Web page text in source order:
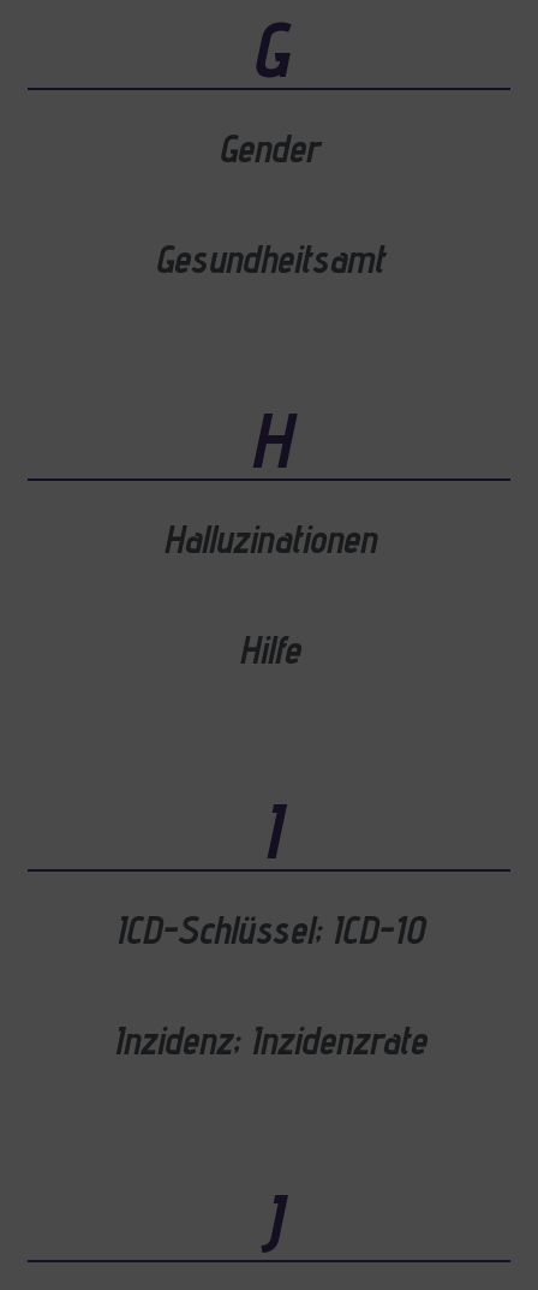
G
Gender
Gesundheitsamt
H
Halluzinationen
Hilfe
I
ICD-Schlüssel; ICD-10
Inzidenz; Inzidenzrate
J